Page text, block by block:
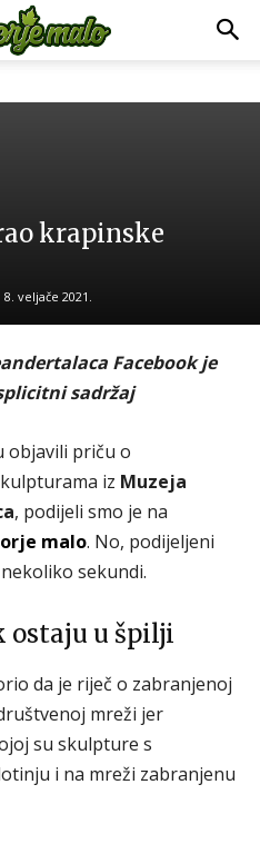
krapinske
8. veljače 2021.
Facebook je
sadržaj
objavili priču o
iz Muzeja
, podijeli smo je na
malo. No, podijeljeni
sekundi.
ostaju u špilji
da je riječ o zabranjenoj
mreži jer
su skulpture s
i na mreži zabranjenu